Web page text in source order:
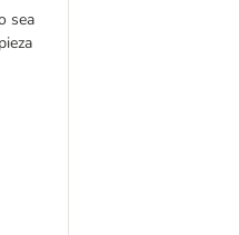
sea